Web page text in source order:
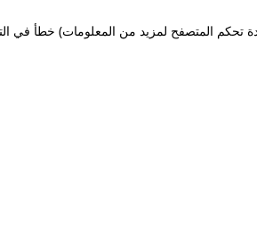
خطأ في تحكم المتصفح لمزيد من المعلومات)